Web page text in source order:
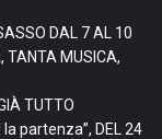
DAL 7 AL 10
TANTA MUSICA,
TUTTO
la partenza”, DEL 24